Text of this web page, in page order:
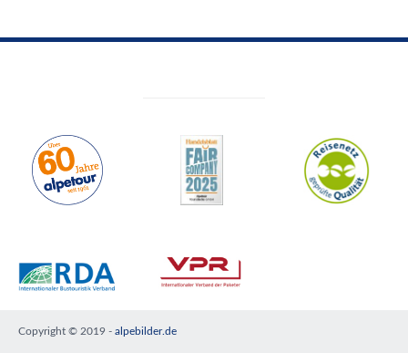
Copyright © 2019 - alpebilder.de